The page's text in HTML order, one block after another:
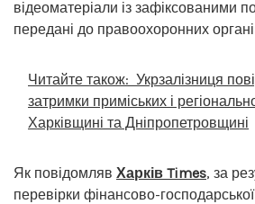
відеоматеріали із зафіксованими
передані до правоохоронних
Читайте також: Укрзалізниця
затримки приміських і
Харківщині та Дніпропетровщині
Як повідомляв Харків Times, за
перевірки фінансово-